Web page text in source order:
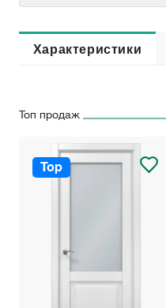
Характеристики
Топ продаж
Top